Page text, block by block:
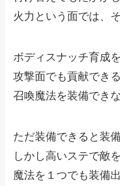
火力という面では、
ボディスナッチ育成
攻撃面でも貢献でき
召喚魔法を装備でき
ただ装備できると装
しかし高いステで敵
魔法を１つでも装備